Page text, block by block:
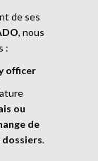
de ses
, nous
:
officer
ou
de
.